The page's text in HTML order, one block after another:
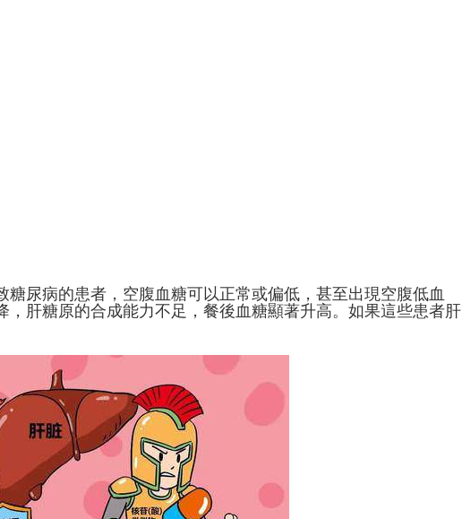
尿病的患者，空腹血糖可以正常或偏低，甚至出現空腹低血
，肝糖原的合成能力不足，餐後血糖顯著升高。如果這些患者肝